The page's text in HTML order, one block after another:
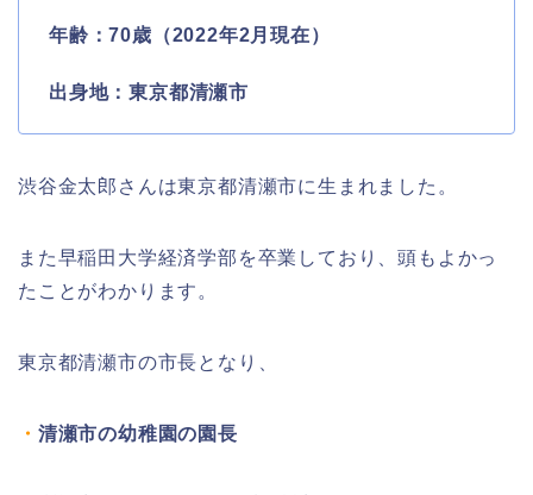
年齢：70歳（2022年2月現在）
出身地：東京都清瀬市
渋谷金太郎さんは東京都清瀬市に生まれました。
また早稲田大学経済学部を卒業しており、頭もよかっ
たことがわかります。
東京都清瀬市の市長となり、
・ 清瀬市の幼稚園の園長